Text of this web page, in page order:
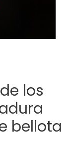
los
bellota